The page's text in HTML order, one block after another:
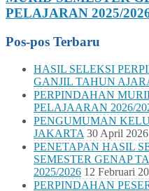
PELAJARAN 2025/
Pos-pos Terbaru
HASIL SELEKSI
GANJIL TAHUN
PERPINDAHAN
PELAJAARAN 2026/
PENGUMUMAN
JAKARTA 30 April 2026
PENETAPAN HASIL
SEMESTER GENAP
2025/2026 12 Februari
PERPINDAHAN